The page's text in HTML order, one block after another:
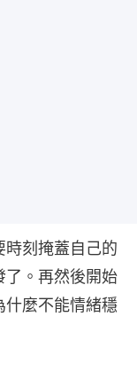
刻掩蓋自己的
了。再然後開始
什麼不能情緒穩